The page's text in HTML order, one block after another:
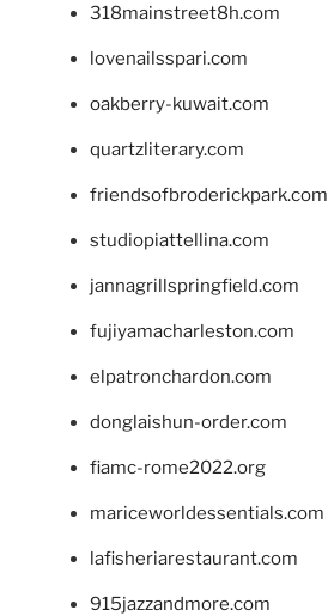
318mainstreet8h.com
lovenailsspari.com
oakberry-kuwait.com
quartzliterary.com
friendsofbroderickpark.com
studiopiattellina.com
jannagrillspringfield.com
fujiyamacharleston.com
elpatronchardon.com
donglaishun-order.com
fiamc-rome2022.org
mariceworldessentials.com
lafisheriarestaurant.com
915jazzandmore.com